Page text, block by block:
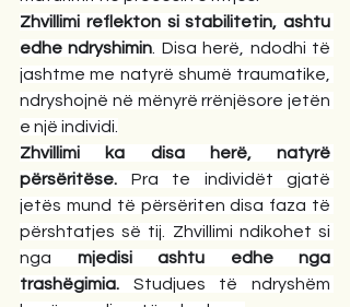
Zhvillimi reflekton si stabilitetin, ashtu
edhe ndryshimin . Disa herë, ndodhi të
jashtme me natyrë shumë traumatike,
ndryshojnë në mënyrë rrënjësore jetën
e një individi.
Zhvillimi ka disa herë, natyrë
përsëritëse. Pra te individët gjatë
jetës mund të përsëriten disa faza të
përshtatjes së tij. Zhvillimi ndikohet si
nga mjedisi ashtu edhe nga
trashëgimia. Studjues të ndryshëm